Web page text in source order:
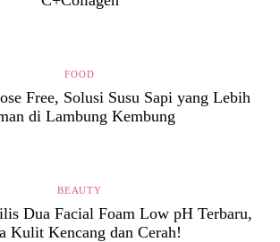
FOOD
Free, Solusi Susu Sapi yang Lebih
di Lambung Kembung
BEAUTY
Dua Facial Foam Low pH Terbaru,
Kulit Kencang dan Cerah!